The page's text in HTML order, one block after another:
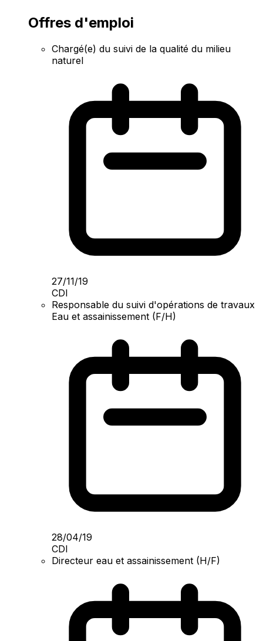
Offres d'emploi
Chargé(e) du suivi de la qualité du milieu
naturel
27/11/19
CDI
Responsable du suivi d'opérations de travaux
Eau et assainissement (F/H)
28/04/19
CDI
Directeur eau et assainissement (H/F)